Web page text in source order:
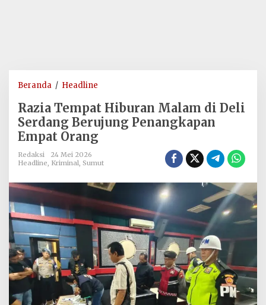
Beranda / Headline
Hiburan
Malam
di
Serdang
Penangkapan
Empat
Orang
Razia Tempat Hiburan Malam di Deli
Serdang Berujung Penangkapan
Empat Orang
Redaksi
24 Mei 2026
Headline, Kriminal, Sumut